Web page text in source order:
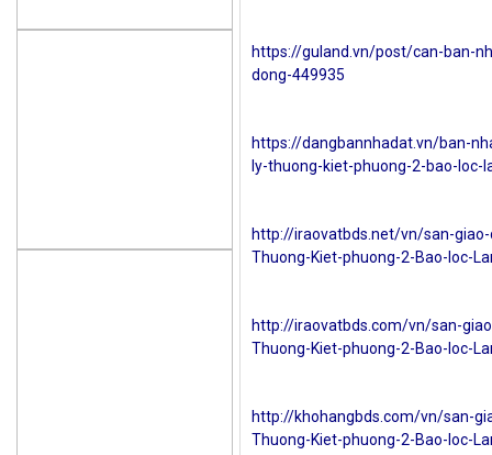
https://guland.vn/post/can-ban-
dong-449935
https://dangbannhadat.vn/ban-
ly-thuong-kiet-phuong-2-bao-loc-
http://iraovatbds.net/vn/san-
Thuong-Kiet-phuong-2-Bao-loc-
http://iraovatbds.com/vn/san-
Thuong-Kiet-phuong-2-Bao-loc-
http://khohangbds.com/vn/san-
Thuong-Kiet-phuong-2-Bao-loc-